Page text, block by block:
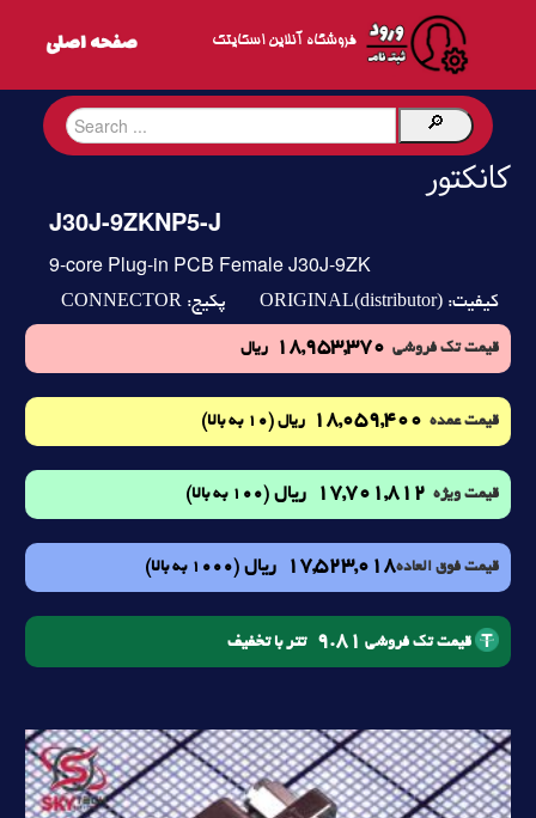
فروشگاه آنلاین اسکایتک
کانکتور
J30J-9ZKNP5-J
9-core Plug-in PCB Female J30J-9ZK
کیفیت: ORIGINAL(distributor) پکیج: CONNECTOR
قیمت تک فروشی 18,953,370 ریال
قیمت عمده 18,059,400 ریال (10 به بالا)
قیمت ویژه 17,701,812 ریال (100 به بالا)
قیمت فوق العاده17,523,018 ریال (1000 به بالا)
قیمت تک فروشی 9.81 تتر با تخفیف